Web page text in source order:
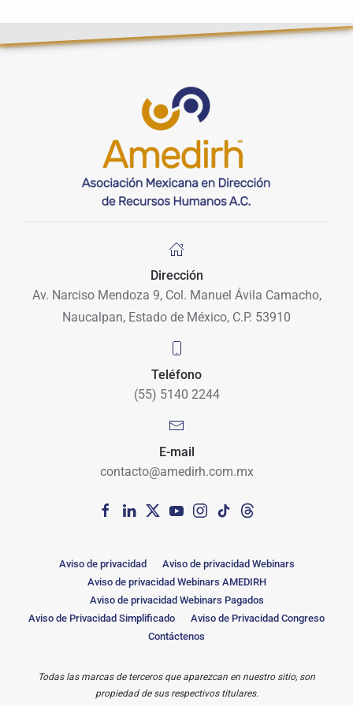
Dirección
Av. Narciso Mendoza 9, Col. Manuel Ávila Camacho,
Naucalpan, Estado de México, C.P. 53910
Teléfono
(55) 5140 2244
E-mail
contacto@amedirh.com.mx
Aviso de privacidad
Aviso de privacidad Webinars
Aviso de privacidad Webinars AMEDIRH
Aviso de privacidad Webinars Pagados
Aviso de Privacidad Simplificado
Aviso de Privacidad Congreso
Contáctenos
Todas las marcas de terceros que aparezcan en nuestro sitio, son
propiedad de sus respectivos titulares.